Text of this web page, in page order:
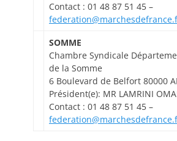
Contact : 01 48 87 51 45 –
SOMME
Chambre Syndicale
de la Somme
6 Boulevard de Belfort 80000
Président(e): MR LAMRINI
Contact : 01 48 87 51 45 –